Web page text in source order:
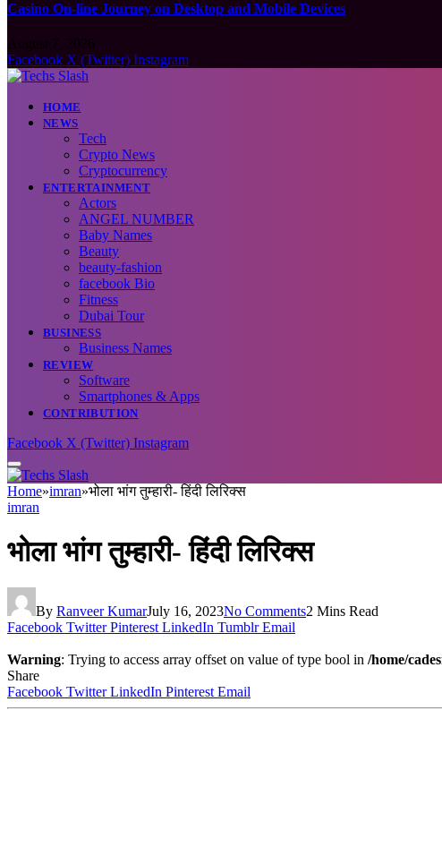
Casino On-line Journey on Desktop and Mobile Devices
Facebook X (Twitter) Instagram
HOME
NEWS
Tech
Crypto News
Cryptocurrency
ENTERTAINMENT
Actors
ANGEL NUMBER
Baby Names
Beauty
beauty-fashion
facebook Bio
Fitness
Dubai Tour
BUSINESS
Business Names
REVIEW
Software
Smartphones & Apps
CONTRIBUTION
Facebook X (Twitter) Instagram
Home»imran»भोला भांग तुम्हारी- हिंदी लिरिक्स
imran
भोला भांग तुम्हारी- हिंदी लिरिक्स
By Ranveer KumarJuly 16, 2023No Comments2 Mins Read
Facebook Twitter Pinterest LinkedIn Tumblr Email
Warning: Trying to access array offset on value of type bool in /home/
Share
Facebook Twitter LinkedIn Pinterest Email